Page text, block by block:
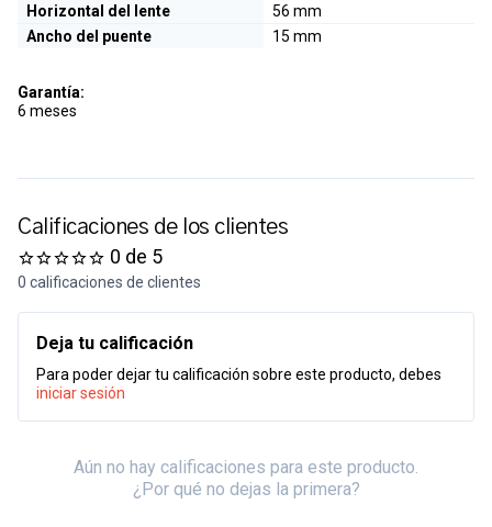
Horizontal del lente
56 mm
Ancho del puente
15 mm
Garantía:
6 meses
Calificaciones de los clientes
0 de 5
0 calificaciones de clientes
Deja tu calificación
Para poder dejar tu calificación sobre este producto, debes
iniciar sesión
Aún no hay calificaciones para este producto.
¿Por qué no dejas la primera?